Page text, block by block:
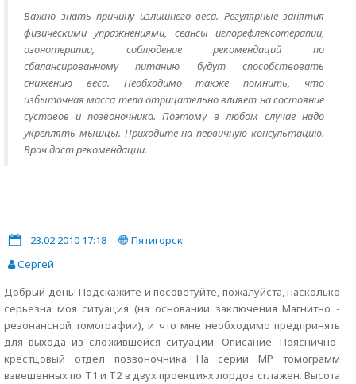
Важно знать причину излишнего веса. Регулярные занятия
физическими упражнениями, сеансы иглорефлексотерапии,
озонотерапии, соблюдение рекомендаций по
сбалансированному питанию будут способствовать
снижению веса. Необходимо также помнить, что
избыточная масса тела отрицательно влияет на состояние
суставов и позвоночника. Поэтому в любом случае надо
укреплять мышцы. Приходите на первичную консультацию.
Врач даст рекомендации.
23.02.2010 17:18
Пятигорск
Сергей
Добрый день! Подскажите и посоветуйте, пожалуйста, насколько
серьезна моя ситуация (на основании заключения Магнитно -
резонансной томографии), и что мне необходимо предпринять
для выхода из сложившейся ситуации. Описание: Пояснично-
крестцовый отдел позвоночника На серии МР томограмм
взвешенных по Т1 и Т2 в двух проекциях лордоз сглажен. Высота